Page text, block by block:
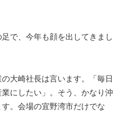
で、今年も顔を出してきまし
大崎社長は言います。「毎日
にしたい」。そう、かなり沖
。会場の宜野湾市だけでな